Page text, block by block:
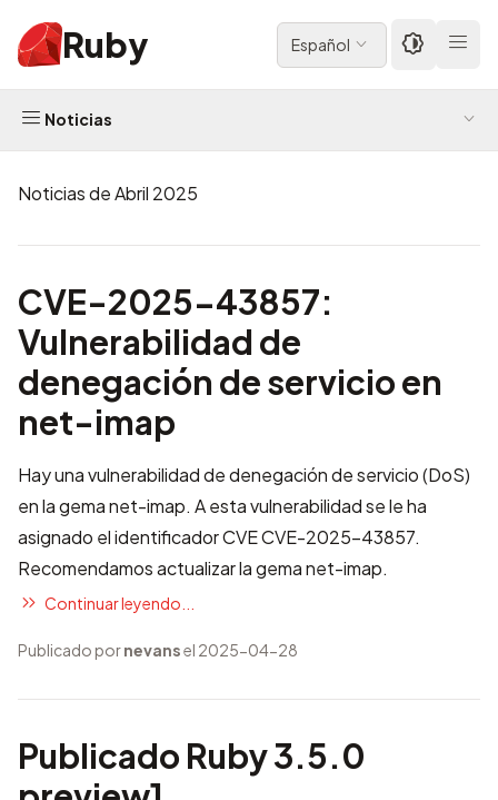
Ruby Español
Noticias
Noticias de Abril 2025
CVE-2025-43857:
Vulnerabilidad de
denegación de servicio en
net-imap
Hay una vulnerabilidad de denegación de servicio (DoS)
en la gema net-imap. A esta vulnerabilidad se le ha
asignado el identificador CVECVE-2025-43857.
Recomendamos actualizar la gema net-imap.
Continuar leyendo...
Publicado pornevansel 2025-04-28
Publicado Ruby 3.5.0